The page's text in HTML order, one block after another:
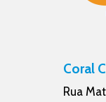
Coral
Rua